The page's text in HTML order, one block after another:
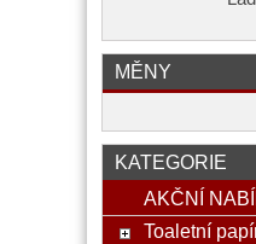
MĚNY
KATEGORIE
AKČNÍ
Toaletní